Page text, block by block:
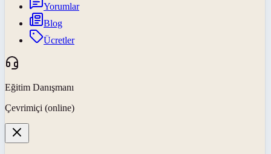
Yorumlar
Blog
Ücretler
Eğitim Danışmanı
Çevrimiçi (online)